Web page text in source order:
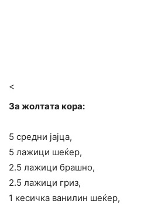
<
За жолтата кора:
5 средни јајца,
5 лажици шеќер,
2.5 лажици брашно,
2.5 лажици гриз,
1 кесичка ванилин шеќер,